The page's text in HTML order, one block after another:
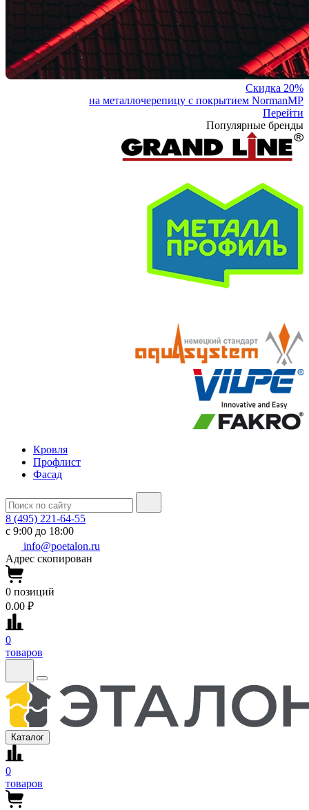
Скидка 20%
на металлочерепицу с покрытием NormanMP
Перейти
Популярные бренды
Кровля
Профлист
Фасад
8 (495) 221-64-55
с 9:00 до 18:00
info@poetalon.ru
Адрес скопирован
0 позиций
0.00 ₽
0
товаров
Каталог
0
товаров